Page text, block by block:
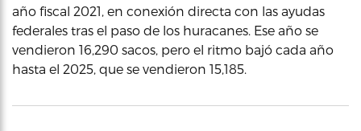
año fiscal 2021, en conexión directa con las ayudas
federales tras el paso de los huracanes. Ese año se
vendieron 16,290 sacos, pero el ritmo bajó cada año
hasta el 2025, que se vendieron 15,185.